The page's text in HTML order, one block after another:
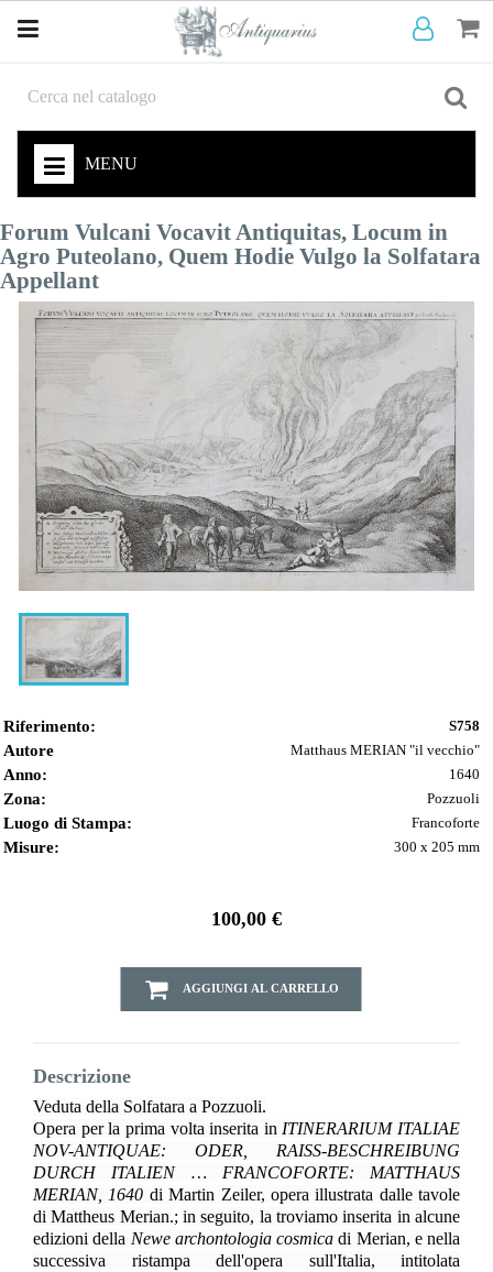
MENU
Forum Vulcani Vocavit Antiquitas, Locum in
Agro Puteolano, Quem Hodie Vulgo la Solfatara
Appellant
Riferimento: S758
Autore Matthaus MERIAN "il vecchio"
Anno: 1640
Zona: Pozzuoli
Luogo di Stampa: Francoforte
Misure: 300 x 205 mm
100,00 €
AGGIUNGI AL CARRELLO
Descrizione
Veduta della Solfatara a Pozzuoli.
Opera per la prima volta inserita in ITINERARIUM ITALIAE
NOV-ANTIQUAE: ODER, RAISS-BESCHREIBUNG
DURCH ITALIEN … FRANCOFORTE: MATTHAUS
MERIAN, 1640 di Martin Zeiler, opera illustrata dalle tavole
di Mattheus Merian.;in seguito, la troviamo inserita in alcune
edizioni della Newe archontologia cosmica di Merian, e nella
successiva ristampa dell'opera sull'Italia, intitolata